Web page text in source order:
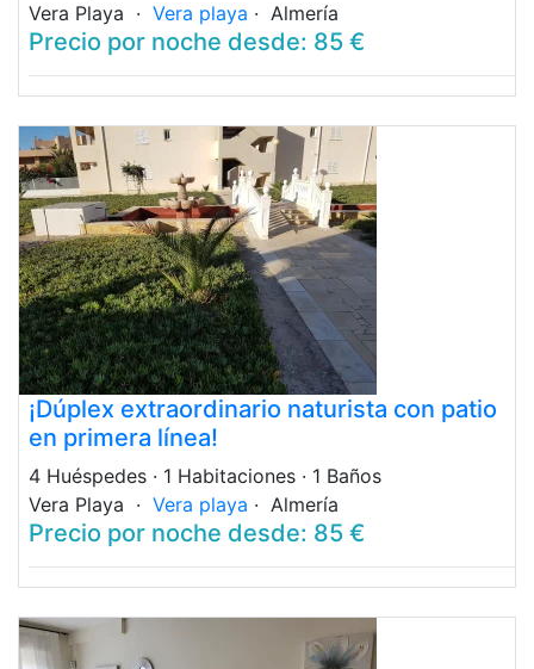
Vera Playa · Vera playa · Almería
Precio por noche desde: 85 €
¡Dúplex extraordinario naturista con patio
en primera línea!
4 Huéspedes · 1 Habitaciones · 1 Baños
Vera Playa · Vera playa · Almería
Precio por noche desde: 85 €